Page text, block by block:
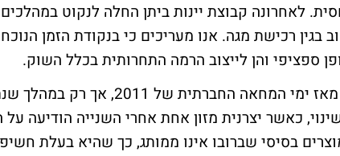
לאחרונה קבוצת יינות ביתן החלה לנקוט
בגין רכישת מגה. אנו מעריכים כי בנקודת הזמן
ספציפי והן לייצוב הרמה התחרותית בכלל השוק.
כאשר יצרנית מזון אחת אחרי השנייה הודיעה על
בסיסי שברובו אינו ממותג, כך שהיא בעלת